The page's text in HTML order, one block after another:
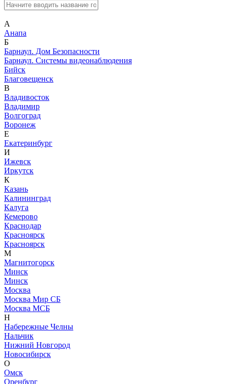
А
Анапа
Б
Барнаул. Дом Безопасности
Барнаул. Системы видеонаблюдения
Бийск
Благовещенск
В
Владивосток
Владимир
Волгоград
Воронеж
Е
Екатеринбург
И
Ижевск
Иркутск
К
Казань
Калининград
Калуга
Кемерово
Краснодар
Красноярск
Красноярск
М
Магнитогорск
Минск
Минск
Москва
Москва Мир СБ
Москва МСБ
Н
Набережные Челны
Нальчик
Нижний Новгород
Новосибирск
О
Омск
Оренбург